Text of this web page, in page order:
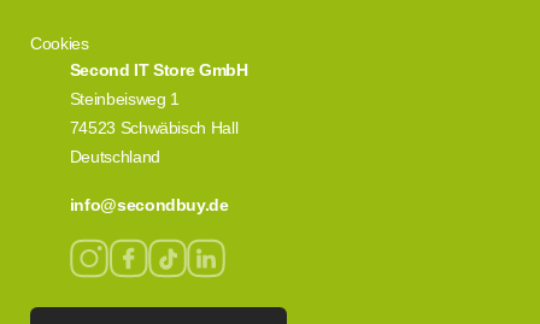
Second IT Store GmbH
Steinbeisweg 1
74523 Schwäbisch Hall
Deutschland
info@secondbuy.de
Cookies